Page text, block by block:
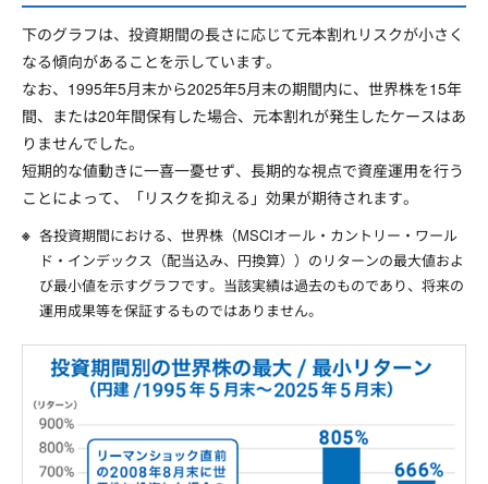
下のグラフは、投資期間の長さに応じて元本割れリスクが小さく
なる傾向があることを示しています。
なお、1995年5月末から2025年5月末の期間内に、世界株を15年
間、または20年間保有した場合、元本割れが発生したケースはあ
りませんでした。
短期的な値動きに一喜一憂せず、長期的な視点で資産運用を行う
ことによって、「リスクを抑える」効果が期待されます。
各投資期間における、世界株（MSCIオール・カントリー・ワール
ド・インデックス（配当込み、円換算））のリターンの最大値およ
び最小値を示すグラフです。当該実績は過去のものであり、将来の
運用成果等を保証するものではありません。